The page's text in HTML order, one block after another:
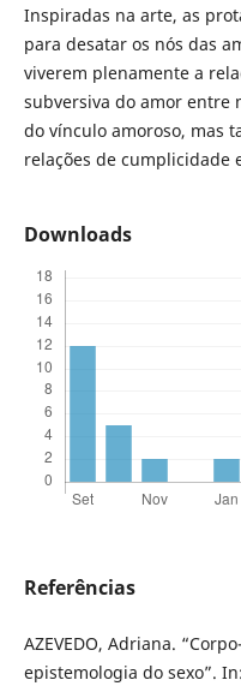
Inspiradas na arte, as
para desatar os nós das
viverem plenamente a
subversiva do amor entre
do vínculo amoroso, mas
relações de cumplicidade
Downloads
Referências
AZEVEDO, Adriana.
epistemologia do sexo”.